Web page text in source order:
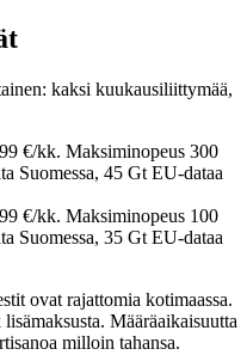
kaksi kuukausiliittymää,
€/kk. Maksiminopeus 300
Suomessa, 45 Gt EU-dataa
€/kk. Maksiminopeus 100
Suomessa, 35 Gt EU-dataa
ovat rajattomia kotimaassa.
Määräaikaisuutta
milloin tahansa.